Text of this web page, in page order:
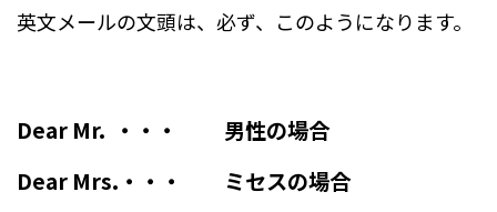
英文メールの文頭は、必ず、このようになります。
Dear Mr. ・・・ 男性の場合
Dear Mrs.・・・ ミセスの場合